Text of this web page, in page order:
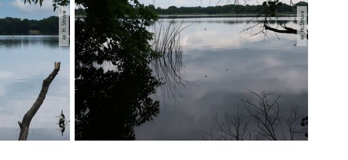
© H. Struve © H. Struve